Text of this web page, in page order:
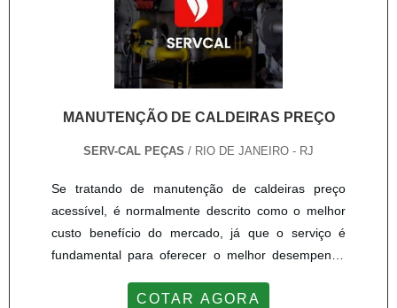
MANUTENÇÃO DE CALDEIRAS PREÇO
SERV-CAL PEÇAS / RIO DE JANEIRO - RJ
Se tratando de manutenção de caldeiras preço
acessível, é normalmente descrito como o melhor
custo benefício do mercado, já que o serviço é
fundamental para oferecer o melhor desempenho
manutenção e montagens industriais. As caldeiras
COTAR AGORA